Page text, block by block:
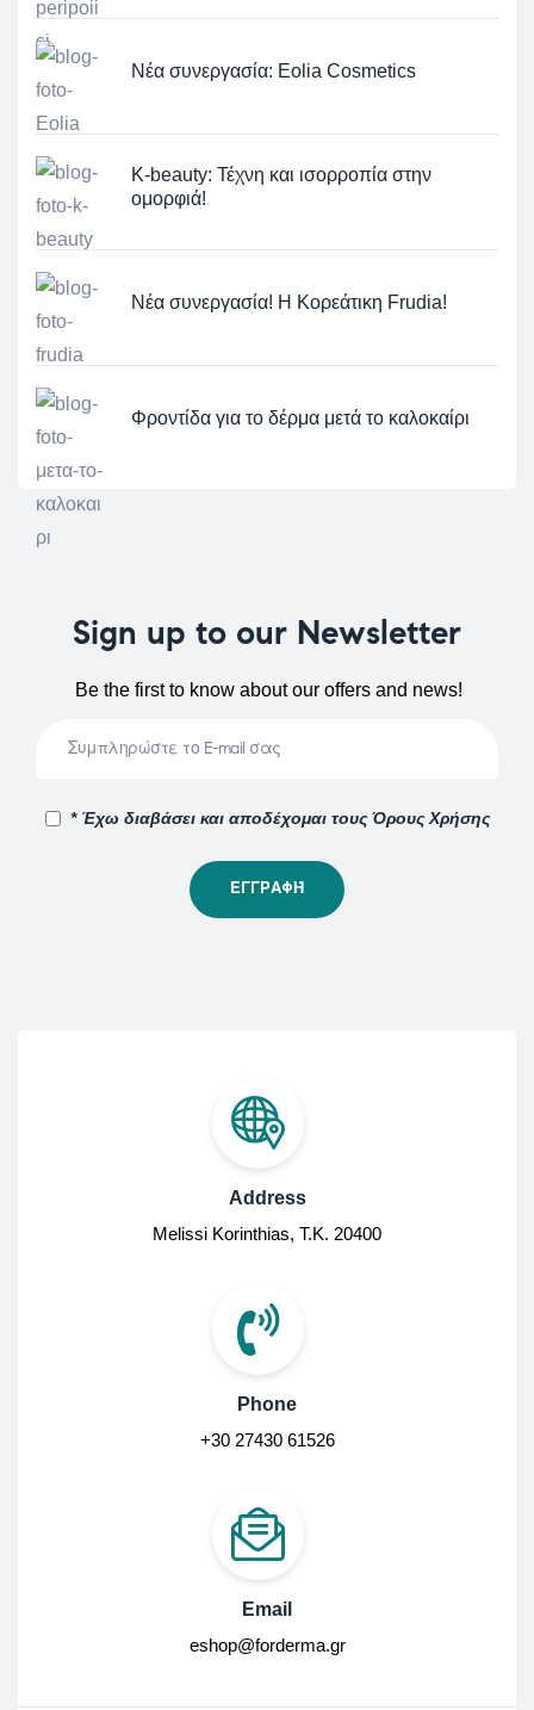
Νέα συνεργασία: Eolia Cosmetics
K-beauty: Τέχνη και ισορροπία στην
ομορφιά!
Νέα συνεργασία! Η Κορεάτικη Frudia!
Φροντίδα για το δέρμα μετά το καλοκαίρι
Sign up to our Newsletter
Be the first to know about our offers and news!
* Έχω διαβάσει και αποδέχομαι τους Όρους Χρήσης
Address
Melissi Korinthias, Τ.Κ. 20400
Phone
+30 27430 61526
Email
eshop@forderma.gr